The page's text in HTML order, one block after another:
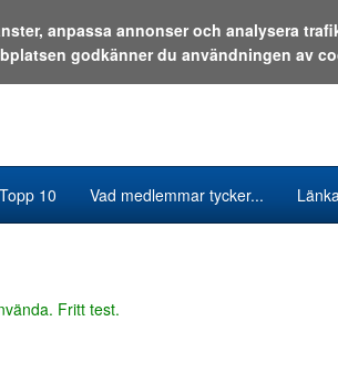
Topp 10 Vad medlemmar tycker...
Fritt test.
anpassa annonser och analysera
godkänner du användningen av